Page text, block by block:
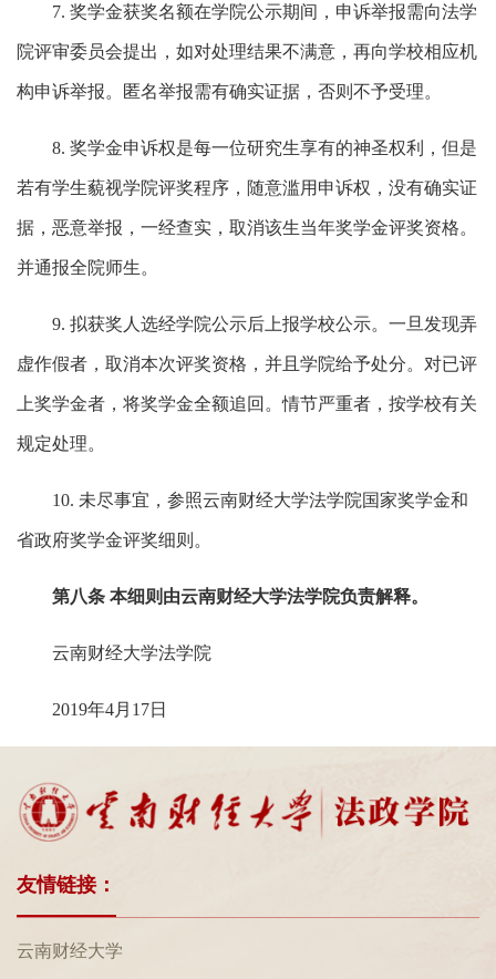
7. 奖学金获奖名额在学院公示期间，申诉举报需向法学
院评审委员会提出，如对处理结果不满意，再向学校相应机
构申诉举报。匿名举报需有确实证据，否则不予受理。
8. 奖学金申诉权是每一位研究生享有的神圣权利，但是
若有学生藐视学院评奖程序，随意滥用申诉权，没有确实证
据，恶意举报，一经查实，取消该生当年奖学金评奖资格。
并通报全院师生。
9. 拟获奖人选经学院公示后上报学校公示。一旦发现弄
虚作假者，取消本次评奖资格，并且学院给予处分。对已评
上奖学金者，将奖学金全额追回。情节严重者，按学校有关
规定处理。
10. 未尽事宜，参照云南财经大学法学院国家奖学金和
省政府奖学金评奖细则。
第八条 本细则由云南财经大学法学院负责解释。
云南财经大学法学院
2019年4月17日
友情链接：
云南财经大学